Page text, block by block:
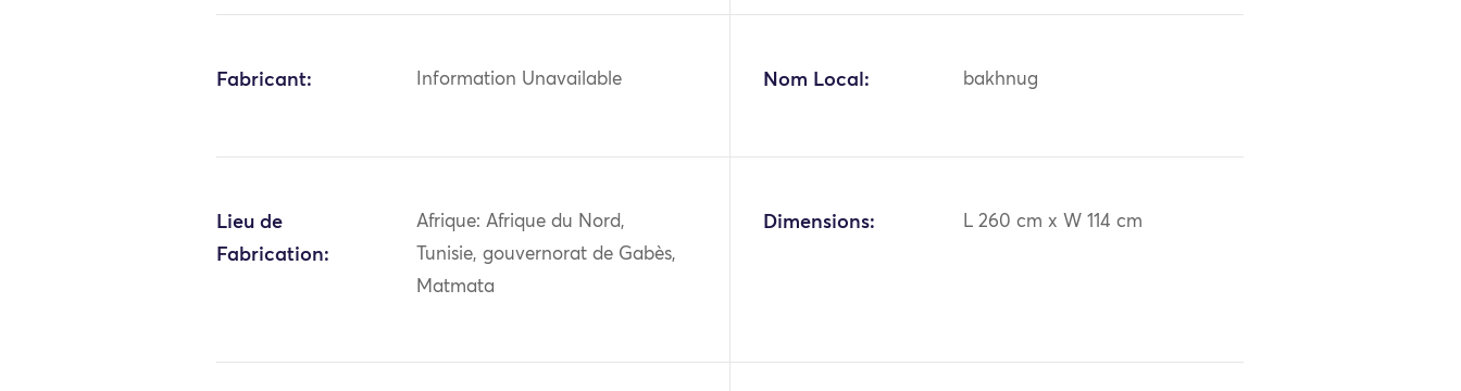
Fabricant: Information Unavailable Nom Local: bakhnug
Lieu de
Fabrication:
Afrique: Afrique du Nord,
Tunisie, gouvernorat de Gabès,
Matmata
Dimensions: L 260 cm x W 114 cm